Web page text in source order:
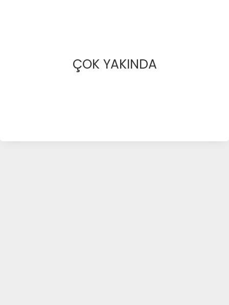
ÇOK YAKINDA